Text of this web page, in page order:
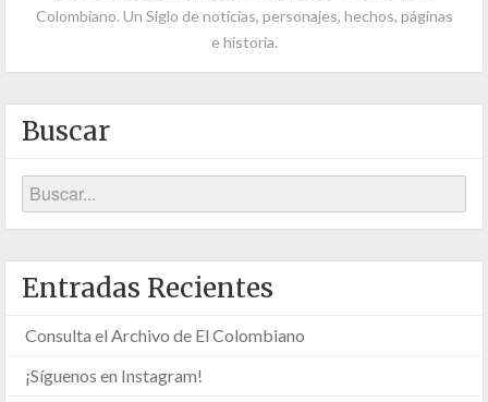
Colombiano. Un Siglo de noticias, personajes, hechos, páginas
e historia.
Buscar
Entradas Recientes
Consulta el Archivo de El Colombiano
¡Síguenos en Instagram!